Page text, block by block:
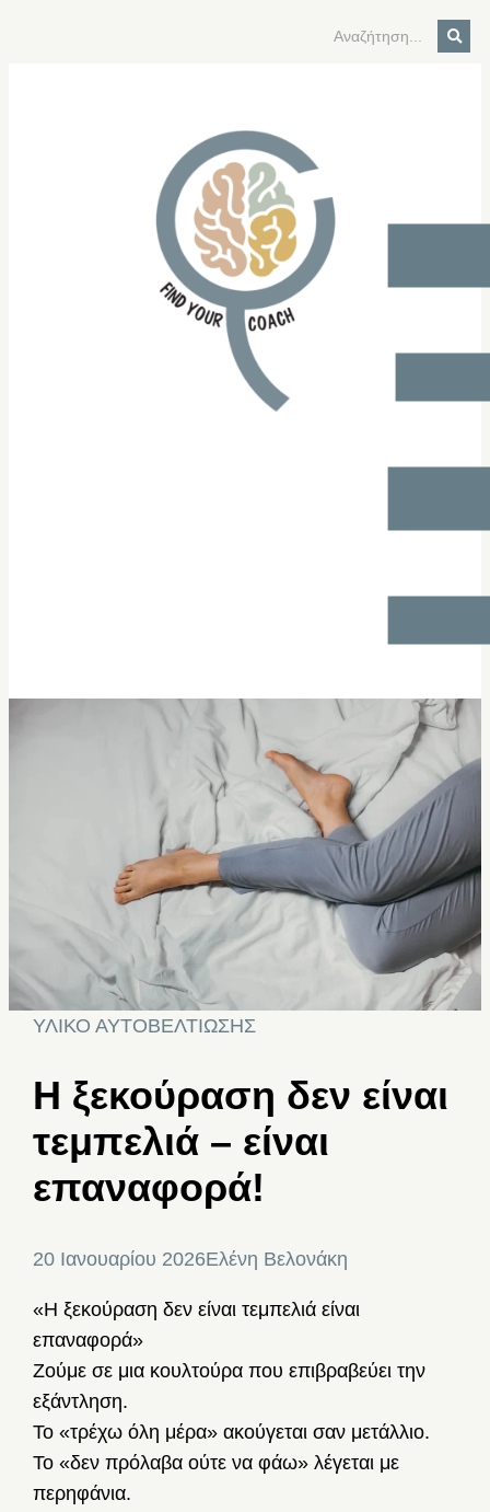
ΥΛΙΚΟ ΑΥΤΟΒΕΛΤΙΩΣΗΣ
Η ξεκούραση δεν είναι
τεμπελιά – είναι
επαναφορά!
20 Ιανουαρίου 2026Ελένη Βελονάκη
«Η ξεκούραση δεν είναι τεμπελιά είναι
επαναφορά»
Ζούμε σε μια κουλτούρα που επιβραβεύει την
εξάντληση.
Το «τρέχω όλη μέρα» ακούγεται σαν μετάλλιο.
Το «δεν πρόλαβα ούτε να φάω» λέγεται με
περηφάνια.